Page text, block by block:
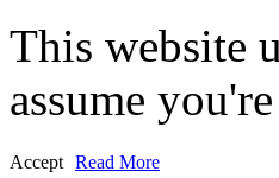
This website
assume
Accept Read More